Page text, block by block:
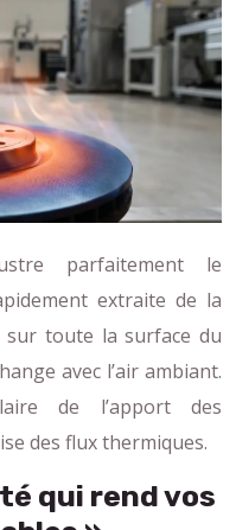
parfaitement le
extraite de la
toute la surface du
avec l’air ambiant.
de l’apport des
des flux thermiques.
qui rend vos